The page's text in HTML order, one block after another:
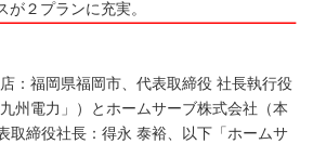
が２プランに充実。
：福岡県福岡市、代表取締役 社長執行役
州電力」）とホームサーブ株式会社（本
取締役社長：得永 泰裕、以下「ホームサ